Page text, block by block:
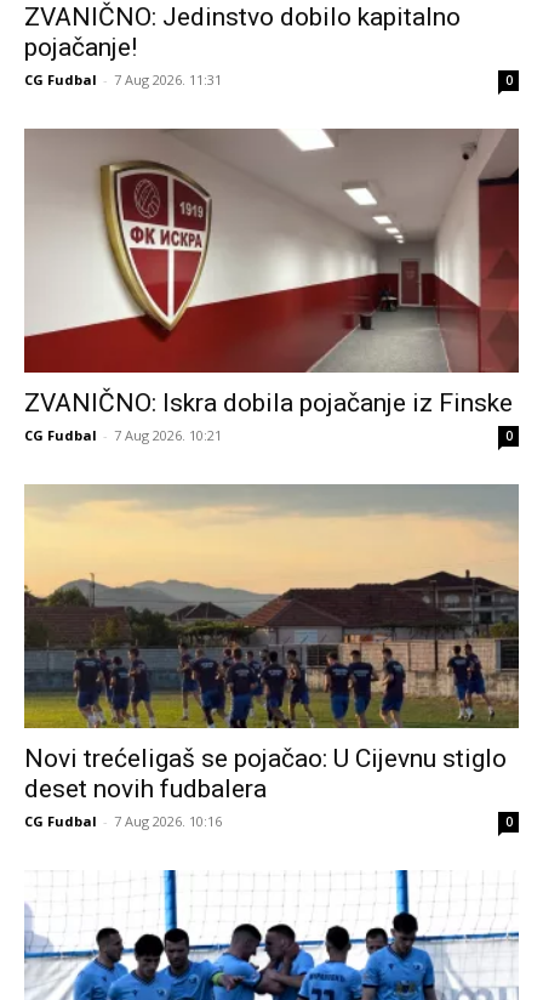
ZVANIČNO: Jedinstvo dobilo kapitalno
pojačanje!
CG Fudbal - 7 Aug 2026. 11:31 0
ZVANIČNO: Iskra dobila pojačanje iz Finske
CG Fudbal - 7 Aug 2026. 10:21 0
Novi trećeligaš se pojačao: U Cijevnu stiglo
deset novih fudbalera
CG Fudbal - 7 Aug 2026. 10:16 0